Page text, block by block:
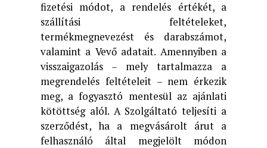
fizetési módot, a rendelés értékét, a
szállítási feltételeket,
termékmegnevezést és darabszámot,
valamint a Vevő adatait. Amennyiben a
visszaigazolás – mely tartalmazza a
megrendelés feltételeit – nem érkezik
meg, a fogyasztó mentesül az ajánlati
kötöttség alól. A Szolgáltató teljesíti a
szerződést, ha a megvásárolt árut a
felhasználó által megjelölt módon